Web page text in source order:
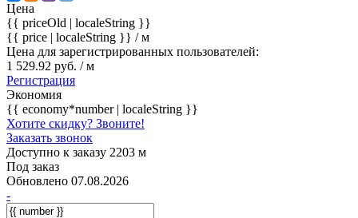
Цена
{{ priceOld | localeString }}
{{ price | localeString }} / м
Цена для зарегистрированных пользователей:
1 529.92 руб. / м
Регистрация
Экономия
{{ economy*number | localeString }}
Хотите скидку? Звоните!
Заказать звонок
Доступно к заказу 2203 м
Под заказ
Обновлено 07.08.2026
-